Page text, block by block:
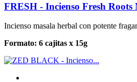
FRESH - Incienso Fresh Roots
Incienso masala herbal con potente
Formato: 6 cajitas x 15g